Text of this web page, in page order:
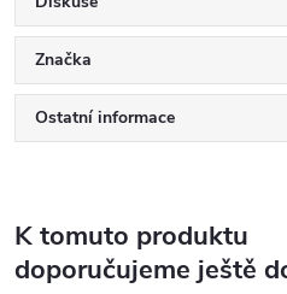
Značka
Ostatní informace
K tomuto produktu
doporučujeme ještě